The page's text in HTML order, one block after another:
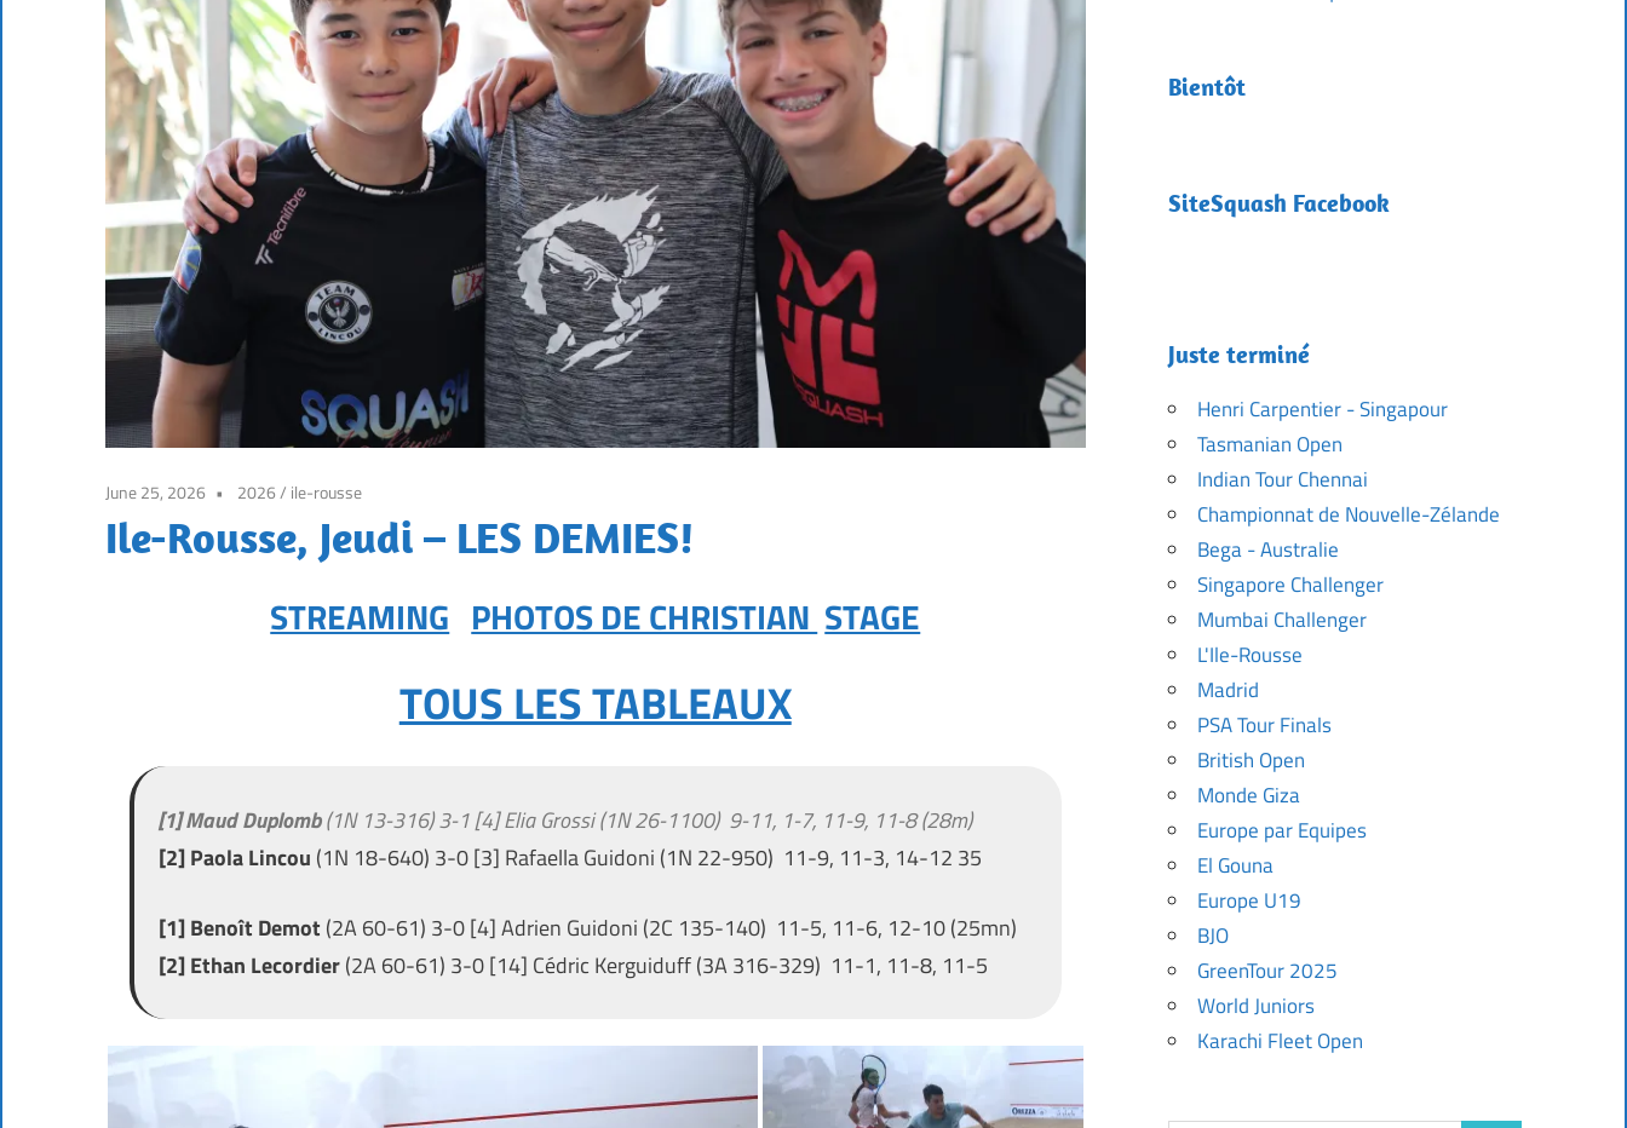
June 25, 2026 2026/ ile-rousse
Ile-Rousse, Jeudi – LES DEMIES!
STREAMING PHOTOS DE CHRISTIAN STAGE
TOUS LES TABLEAUX
[1] Maud Duplomb(1N 13-316) 3-1 [4] Elia Grossi (1N 26-1100) 9-11, 1-7, 11-9, 11-8 (28m)
[2] Paola Lincou (1N 18-640) 3-0 [3] Rafaella Guidoni (1N 22-950) 11-9, 11-3, 14-12 35
[1] Benoît Demot (2A 60-61) 3-0 [4] Adrien Guidoni (2C 135-140) 11-5, 11-6, 12-10 (25mn)
[2] Ethan Lecordier(2A 60-61) 3-0 [14] Cédric Kerguiduff (3A 316-329) 11-1, 11-8, 11-5
Bientôt
SiteSquash Facebook
Juste terminé
Henri Carpentier - Singapour
Tasmanian Open
Indian Tour Chennai
Championnat de Nouvelle-Zélande
Bega - Australie
Singapore Challenger
Mumbai Challenger
L'Ile-Rousse
Madrid
PSA Tour Finals
British Open
Monde Giza
Europe par Equipes
El Gouna
Europe U19
BJO
GreenTour 2025
World Juniors
Karachi Fleet Open